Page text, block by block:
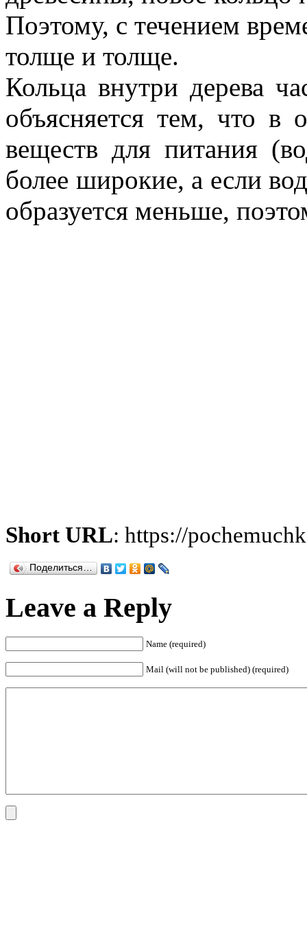
Поэтому, с течением
толще и толще.
Кольца внутри дерева
объясняется тем, что в
веществ для питания
более широкие, а если
образуется меньше,
Short URL: https://
Поделиться…
Leave a Reply
Name (required)
Mail (will not be published) (required)